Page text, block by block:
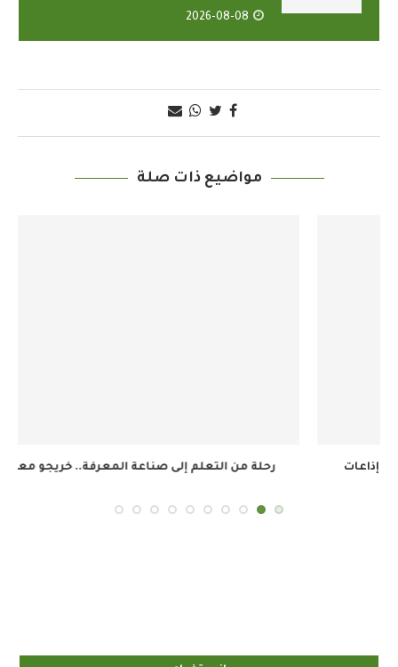
2026-08-08
مواضيع ذات صلة
رحلة من التعلم إلى صناعة المعرفة.. خريجو معسكر...
إنستغرام